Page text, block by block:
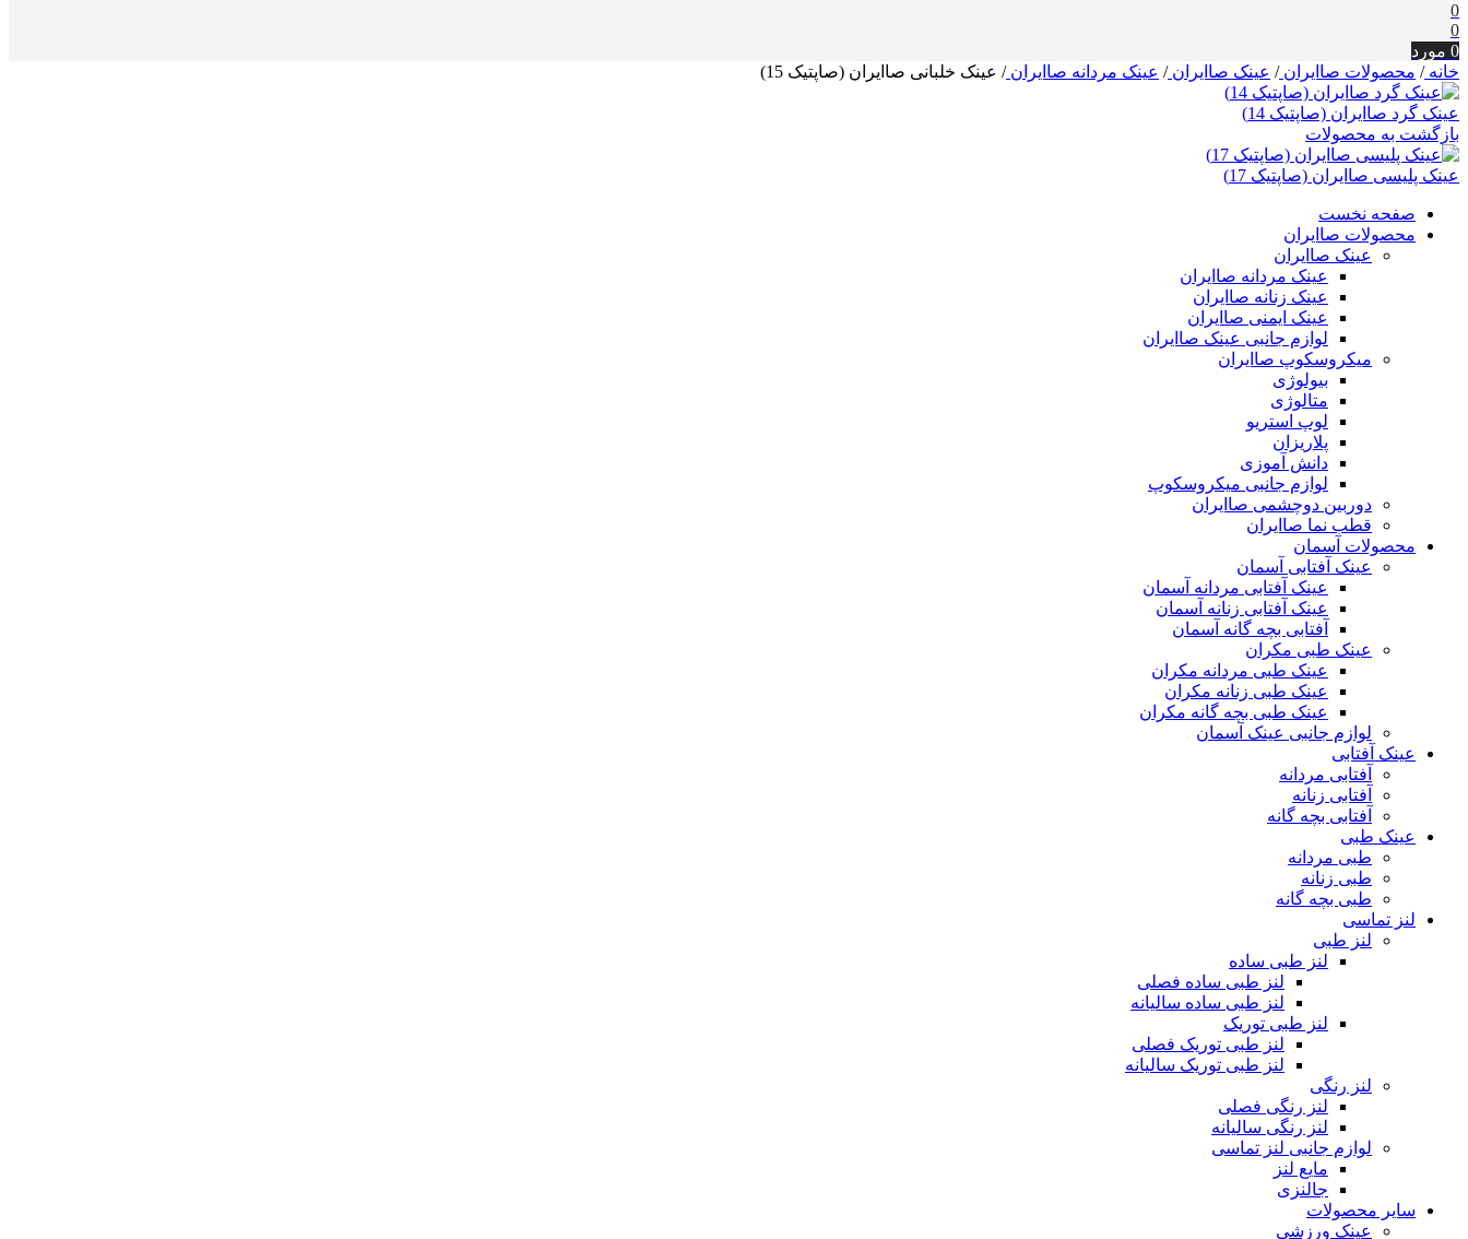
0
0
0 مورد
خانه/ محصولات صاایران/ عینک صاایران/ عینک مردانه صاایران/ عینک خلبانی صاایران (صاپتیک 15)
عینک گرد صاایران (صاپتیک 14)
بازگشت به محصولات
عینک پلیسی صاایران (صاپتیک 17)
صفحه نخست
محصولات صاایران
عینک صاایران
عینک مردانه صاایران
عینک زنانه صاایران
عینک ایمنی صاایران
لوازم جانبی عینک صاایران
میکروسکوپ صاایران
بیولوژی
متالوژی
لوپ استریو
پلاریزان
دانش آموزی
لوازم جانبی میکروسکوپ
دوربین دوچشمی صاایران
قطب نما صاایران
محصولات آسمان
عینک آفتابی آسمان
عینک آفتابی مردانه آسمان
عینک آفتابی زنانه آسمان
آفتابی بچه گانه آسمان
عینک طبی مکران
عینک طبی مردانه مکران
عینک طبی زنانه مکران
عینک طبی بچه گانه مکران
لوازم جانبی عینک آسمان
عینک آفتابی
آفتابی مردانه
آفتابی زنانه
آفتابی بچه گانه
عینک طبی
طبی مردانه
طبی زنانه
طبی بچه گانه
لنز تماسی
لنز طبی
لنز طبی ساده
لنز طبی ساده فصلی
لنز طبی ساده سالیانه
لنز طبی توریک
لنز طبی توریک فصلی
لنز طبی توریک سالیانه
لنز رنگی
لنز رنگی فصلی
لنز رنگی سالیانه
لوازم جانبی لنز تماسی
مایع لنز
جالنزی
سایر محصولات
عینک ورزشی